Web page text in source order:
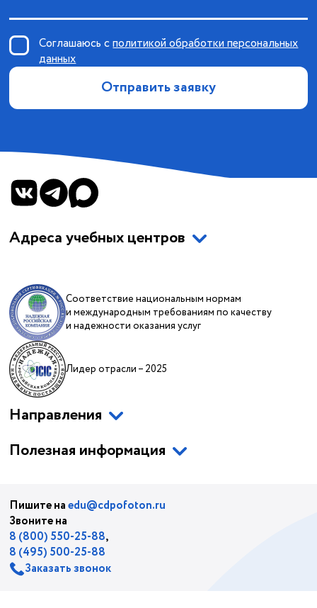
Отправить заявку
Соглашаюсь сполитикой обработки персональных
данных
Адреса учебных центров
Соответствие национальным нормам
и международным требованиям по качеству
и надежности оказания услуг
Лидер отрасли – 2025
Направления
Полезная информация
Пишите наedu@cdpofoton.ru
Звоните на
8 (800) 550-25-88,
8 (495) 500-25-88
Заказать звонок